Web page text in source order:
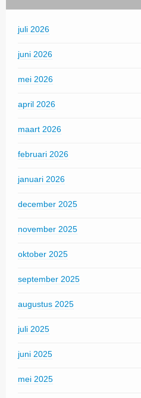
juli 2026
juni 2026
mei 2026
april 2026
maart 2026
februari 2026
januari 2026
december 2025
november 2025
oktober 2025
september 2025
augustus 2025
juli 2025
juni 2025
mei 2025